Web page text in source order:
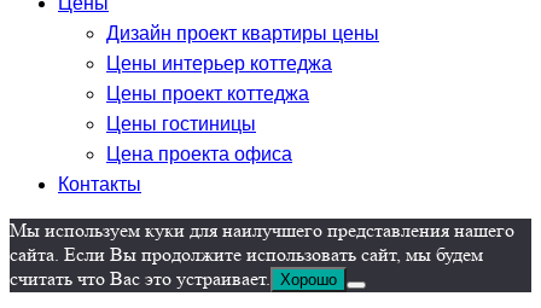
Дизайн проект квартиры цены
Цены интерьер коттеджа
Цены проект коттеджа
Цены гостиницы
Цена проекта офиса
Контакты
Мы используем куки для наилучшего представления нашего
сайта. Если Вы продолжите использовать сайт, мы будем
считать что Вас это устраивает.
Хорошо